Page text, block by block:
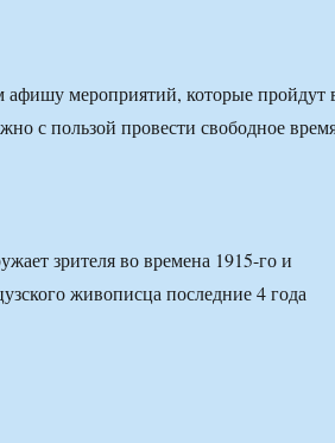
афишу мероприятий, которые пройдут
с пользой провести свободное
зрителя во времена 1915-го и
живописца последние 4 года